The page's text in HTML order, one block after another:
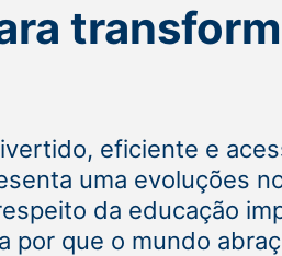
eficiente e
uma evoluções
da educação
por que o mundo